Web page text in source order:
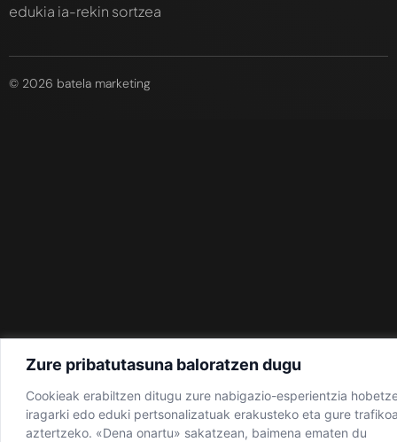
Zure pribatutasuna baloratzen dugu
Cookieak erabiltzen ditugu zure nabigazio-esperientzia
iragarki edo eduki pertsonalizatuak erakusteko eta gure
aztertzeko. «Dena onartu» sakatzean, baimena ematen du
edukia ia-rekin sortzea
© 2026 batela marketing